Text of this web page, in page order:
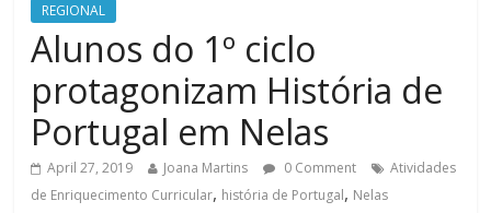
REGIONAL
Alunos do 1º ciclo
protagonizam História de
Portugal em Nelas
April 27, 2019 Joana Martins 0 Comment
Atividades
de Enriquecimento Curricular, história de Portugal, Nelas